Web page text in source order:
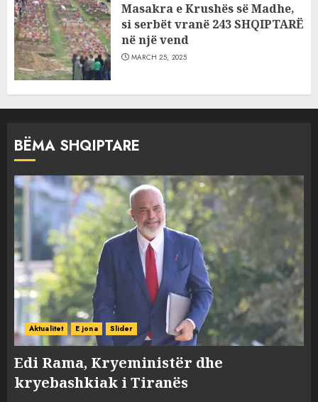
Masakra e Krushës së Madhe,
si serbët vranë 243 SHQIPTARË
në një vend
MARCH 25, 2025
BËMA SHQIPTARE
Aktualitet E jona Slider
Edi Rama, Kryeministër dhe
kryebashkiak i Tiranës